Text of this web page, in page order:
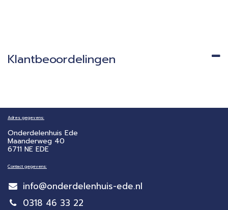
Klantbeoordelingen
Adres gegevens:
Onderdelenhuis Ede
Maanderweg 40
6711 NE EDE
Contact gegevens:
info@onderdelenhuis-ede.nl
0318 46 33 22